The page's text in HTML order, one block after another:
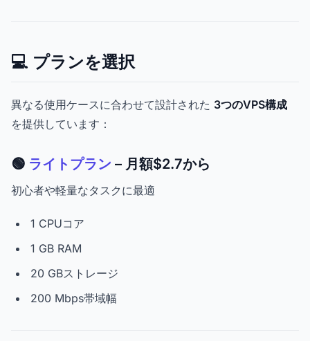
💻 プランを選択
異なる使用ケースに合わせて設計された 3つのVPS構成
を提供しています：
🟢 ライトプラン – 月額$2.7から
初心者や軽量なタスクに最適
1 CPUコア
1 GB RAM
20 GBストレージ
200 Mbps帯域幅